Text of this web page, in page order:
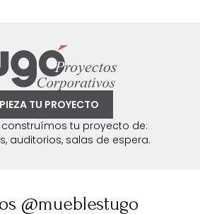
TU PROYECTO
tu proyecto de:
auditorios, salas de espera.
@mueblestugo